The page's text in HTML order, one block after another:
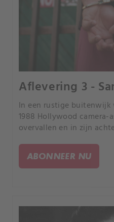
Aflevering 3 -
In een rustige buitenwijk
1988 Hollywood camera-
overvallen en in zijn
gerelateerd aan Roberts
ABONNEER NU